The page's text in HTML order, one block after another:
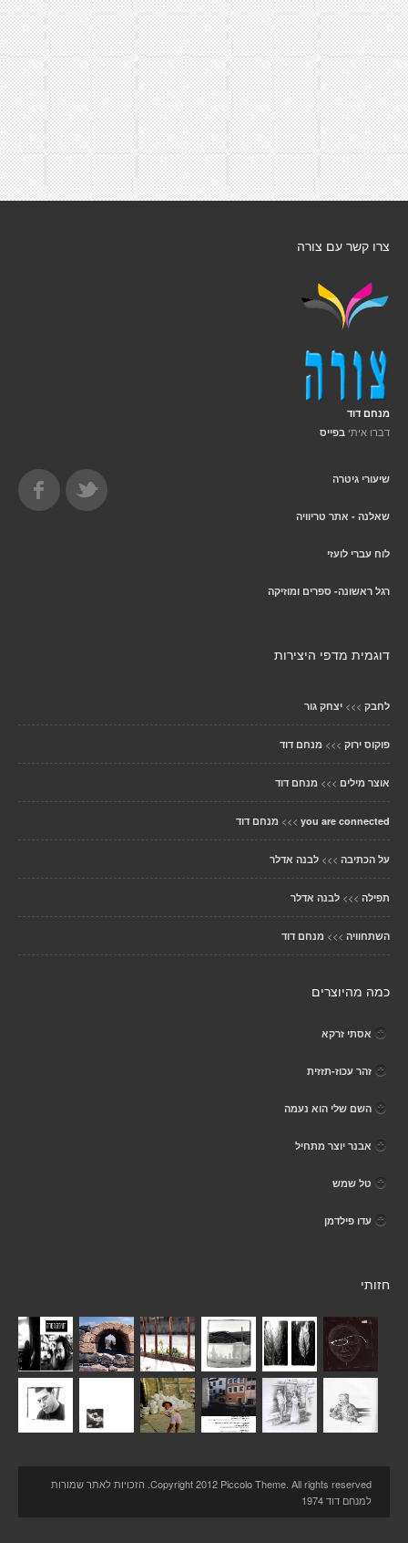
צרו קשר עם צורה
מנחם דוד
דברו איתי בפייס
שיעורי גיטרה
שאלנה - אתר טריוויה
לוח עברי לועזי
רגל ראשונה- ספרים ומוזיקה
דוגמית מדפי היצירות
לחבק >>> יצחק גור
פוקוס ירוק >>> מנחם דוד
אוצר מילים >>> מנחם דוד
you are connected
>>> מנחם דוד
על הכתיבה >>> לבנה אדלר
תפילה >>> לבנה אדלר
השתחוויה >>> מנחם דוד
כמה מהיוצרים
אסתי זרקא
זהר עכוז-תזזית
השם שלי הוא נעמה
אבנר יוצר מתחיל
טל שמש
עדו פילדמן
חזותי
Copyright 2012 Piccolo Theme. All rights reserved. הזכויות לאתר שמורות
למנחם דוד 1974